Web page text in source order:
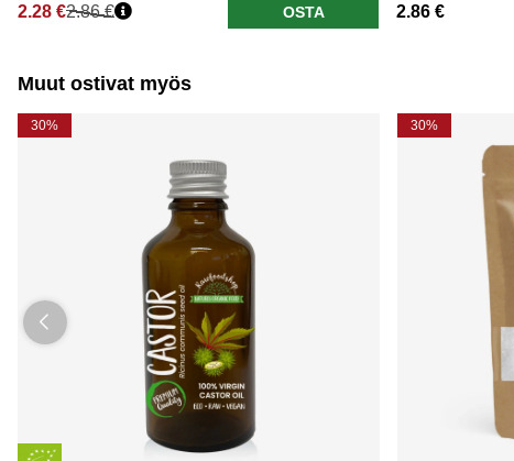
2.28 €
Normaali hinta
2.86 € OSTA 2.86 €
Muut ostivat myös
30% 30%